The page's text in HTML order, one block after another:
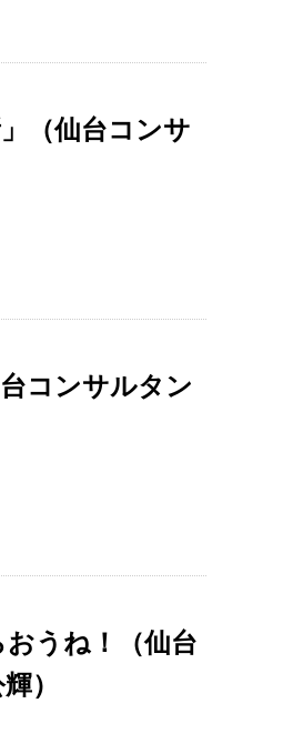
（仙台コンサ
コンサルタン
うね！（仙台
）